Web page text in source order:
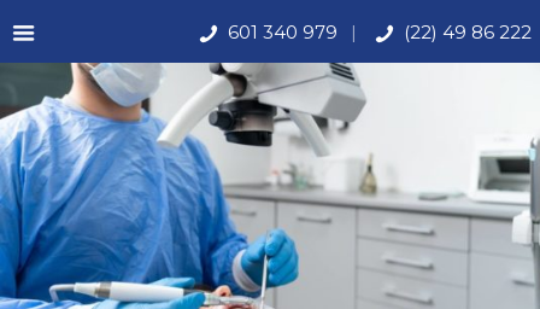
601 340 979 (22) 49 86 222